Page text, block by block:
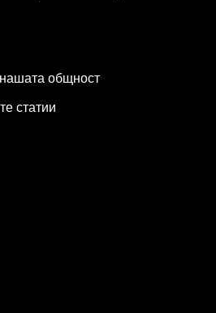
общност
статии